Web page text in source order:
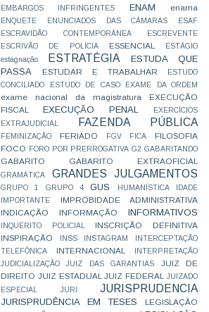
EMBARGOS INFRINGENTES
ENAM enama
ENQUETE ENUNCIADOS DAS CÂMARAS
ESAF
ESCRAVIDÃO CONTEMPORÂNEA
ESCREVENTE
ESCRIVÃO DE POLÍCIA
ESSENCIAL
ESTÁGIO
estagnação
ESTRATÉGIA
ESTUDA QUE
PASSA
ESTUDAR E TRABALHAR
ESTUDO
CONCILIADO
ESTUDO DE CASO EXAME DA ORDEM
exame nacional da magistratura
EXECUÇÃO
FISCAL
EXECUÇÃO PENAL
EXERCÍCIOS
EXTRAJUDICIAL
FAZENDA PÚBLICA
FEMINIZAÇÃO FERIADO FGV FICA
FILOSOFIA
FOCO
FORO POR PRERROGATIVA G2 GABARITANDO
GABARITO GABARITO EXTRAOFICIAL
GRAMÁTICA GRANDES JULGAMENTOS
GRUPO 1 GRUPO 4 GUS HUMANÍSTICA
IDADE
IMPORTANTE
IMPROBIDADE ADMINISTRATIVA
INDICAÇÃO
INFORMAÇÃO INFORMATIVOS
INQUÉRITO POLICIAL
INSCRIÇÃO DEFINITIVA
INSPIRAÇÃO
INSS INSTAGRAM
INTERCEPTAÇÃO
TELEFÔNICA
INTERNACIONAL
INTERPRETAÇÃO
JUDICIALIZAÇÃO
JUIZ DAS GARANTIAS
JUIZ DE
DIREITO JUIZ ESTADUAL JUIZ FEDERAL
JUIZADO
ESPECIAL
JURI JURISPRUDENCIA
JURISPRUDÊNCIA EM TESES
LEGISLAÇÃO